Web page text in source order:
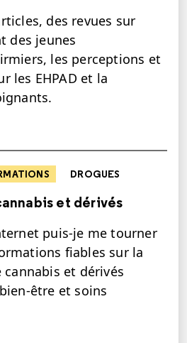
des revues sur
des jeunes
les perceptions et
les EHPAD et la
DROGUES
et dérivés
puis-je me tourner
fiables sur la
et dérivés
être et soins